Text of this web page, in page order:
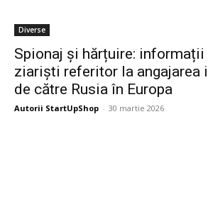
Diverse
Spionaj și hărțuire: informații
ziariști referitor la angajarea
de către Rusia în Europa
Autorii StartUpShop - 30 martie 2026